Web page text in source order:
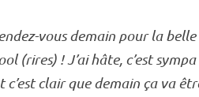
vous demain pour la belle
(rires) ! J’ai hâte, c’est
c’est clair que demain ça va